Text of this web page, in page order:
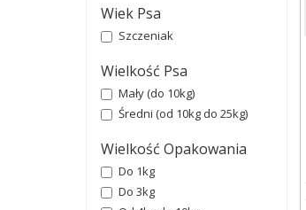
Wiek Psa
Szczeniak
Wielkość Psa
Mały (do 10kg)
Średni (od 10kg do 25kg)
Wielkość Opakowania
Do 1kg
Do 3kg